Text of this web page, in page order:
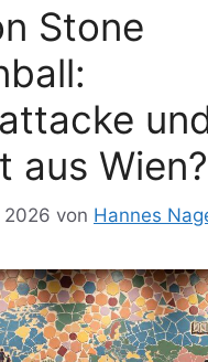
Stone
aus Wien?
2026 von Hannes